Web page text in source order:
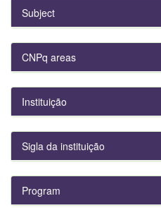
Subject
CNPq areas
Instituição
Sigla da instituição
Program